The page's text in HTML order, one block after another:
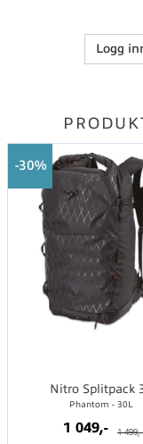
Logg
30%
Nitro Splitpack
Phantom - 30L
1 049,- 1 499,-